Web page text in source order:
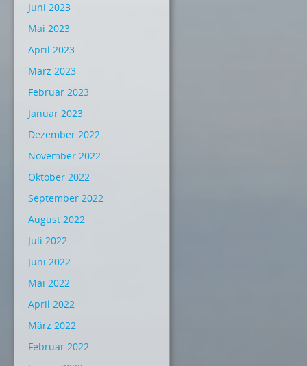
Juni 2023
Mai 2023
April 2023
März 2023
Februar 2023
Januar 2023
Dezember 2022
November 2022
Oktober 2022
September 2022
August 2022
Juli 2022
Juni 2022
Mai 2022
April 2022
März 2022
Februar 2022